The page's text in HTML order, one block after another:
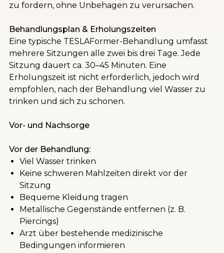
zu fordern, ohne Unbehagen zu verursachen.
Behandlungsplan & Erholungszeiten
Eine typische TESLAFormer-Behandlung umfasst
mehrere Sitzungen alle zwei bis drei Tage. Jede
Sitzung dauert ca. 30–45 Minuten. Eine
Erholungszeit ist nicht erforderlich, jedoch wird
empfohlen, nach der Behandlung viel Wasser zu
trinken und sich zu schonen.
Vor- und Nachsorge
Vor der Behandlung:
Viel Wasser trinken
Keine schweren Mahlzeiten direkt vor der
Sitzung
Bequeme Kleidung tragen
Metallische Gegenstände entfernen (z. B.
Piercings)
Arzt über bestehende medizinische
Bedingungen informieren